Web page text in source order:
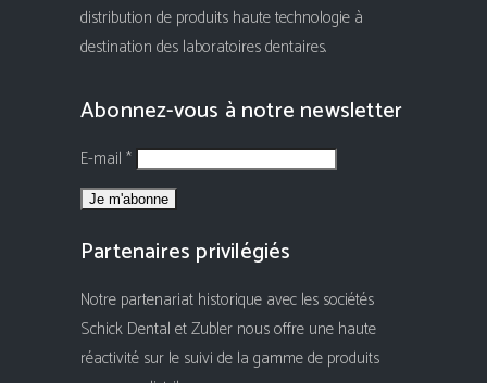
distribution de produits haute technologie à
destination des laboratoires dentaires.
Abonnez-vous à notre newsletter
E-mail *
Partenaires privilégiés
Notre partenariat historique avec les sociétés
Schick Dental et Zubler nous offre une haute
réactivité sur le suivi de la gamme de produits